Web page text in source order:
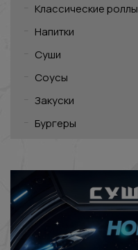
Классические роллы
Напитки
Суши
Соусы
Закуски
Бургеры